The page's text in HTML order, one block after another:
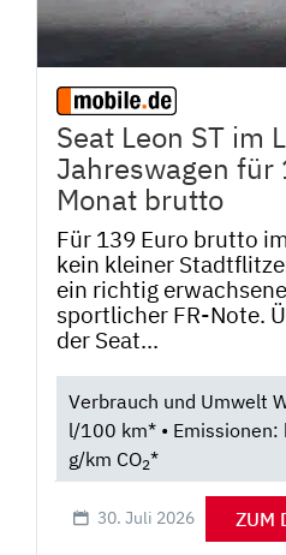
Seat Leon ST im
Jahreswagen für
Monat brutto
Für 139 Euro brutto
kein kleiner
ein richtig
sportlicher FR-Note.
der Seat...
Verbrauch und Umwelt
l/100 km* •
g/km CO2*
30. Juli 2026 ZUM